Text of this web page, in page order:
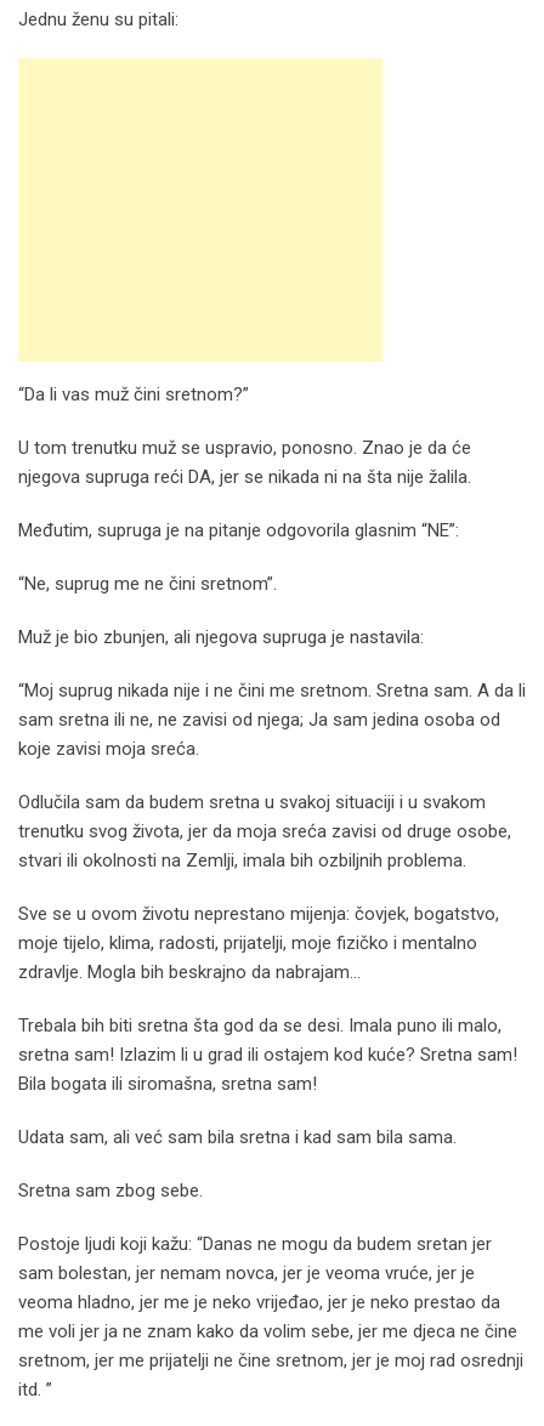
Jednu ženu su pitali:
“Da li vas muž čini sretnom?”
U tom trenutku muž se uspravio, ponosno. Znao je da će
njegova supruga reći DA, jer se nikada ni na šta nije žalila.
Međutim, supruga je na pitanje odgovorila glasnim “NE”:
“Ne, suprug me ne čini sretnom”.
Muž je bio zbunjen, ali njegova supruga je nastavila:
“Moj suprug nikada nije i ne čini me sretnom. Sretna sam. A da li
sam sretna ili ne, ne zavisi od njega; Ja sam jedina osoba od
koje zavisi moja sreća.
Odlučila sam da budem sretna u svakoj situaciji i u svakom
trenutku svog života, jer da moja sreća zavisi od druge osobe,
stvari ili okolnosti na Zemlji, imala bih ozbiljnih problema.
Sve se u ovom životu neprestano mijenja: čovjek, bogatstvo,
moje tijelo, klima, radosti, prijatelji, moje fizičko i mentalno
zdravlje. Mogla bih beskrajno da nabrajam…
Trebala bih biti sretna šta god da se desi. Imala puno ili malo,
sretna sam! Izlazim li u grad ili ostajem kod kuće? Sretna sam!
Bila bogata ili siromašna, sretna sam!
Udata sam, ali već sam bila sretna i kad sam bila sama.
Sretna sam zbog sebe.
Postoje ljudi koji kažu: “Danas ne mogu da budem sretan jer
sam bolestan, jer nemam novca, jer je veoma vruće, jer je
veoma hladno, jer me je neko vrijeđao, jer je neko prestao da
me voli jer ja ne znam kako da volim sebe, jer me djeca ne čine
sretnom, jer me prijatelji ne čine sretnom, jer je moj rad osrednji
itd. ”